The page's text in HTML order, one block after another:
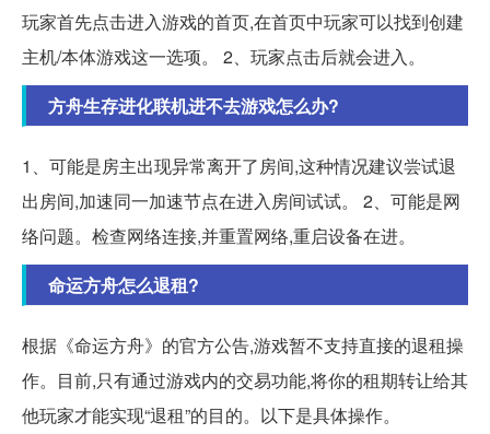
玩家首先点击进入游戏的首页,在首页中玩家可以找到创建
主机/本体游戏这一选项。 2、玩家点击后就会进入。
方舟生存进化联机进不去游戏怎么办?
1、可能是房主出现异常离开了房间,这种情况建议尝试退
出房间,加速同一加速节点在进入房间试试。 2、可能是网
络问题。检查网络连接,并重置网络,重启设备在进。
命运方舟怎么退租?
根据《命运方舟》的官方公告,游戏暂不支持直接的退租操
作。目前,只有通过游戏内的交易功能,将你的租期转让给其
他玩家才能实现“退租”的目的。以下是具体操作。